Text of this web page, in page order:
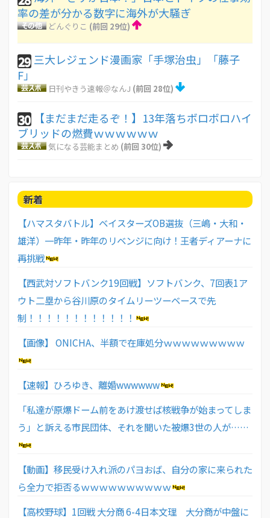
率の差が分かる数字に海外が大騒ぎ
どんぐりこ (前回 29位)
29 三大レジェンド漫画家「手塚治虫」「藤子
F」
日刊やきう速報＠なんJ (前回 28位)
30
【まだまだ走るぞ！】13年落ちボロボロハイ
ブリッドの燃費ｗｗｗｗｗｗ
気になる芸能まとめ (前回 30位)
新着
【ハマスタバトル】ベイスターズOB選抜（三嶋・大和・
雄洋）一昨年・昨年のリベンジに向け！王者ディアーナに
再挑戦
【西武対ソフトバンク19回戦】ソフトバンク、7回表1ア
ウト二塁から谷川原のタイムリーツーベースで先
制！！！！！！！！！！！！
【画像】 ONICHA、半額で在庫処分ｗｗｗｗｗｗｗｗｗ
【速報】ひろゆき、離婚wwwwww
「私達が原爆ドーム前をあけ渡せば核戦争が始まってしま
う」と訴える市民団体、それを聞いた被爆3世の人が……
【動画】移民受け入れ派のパヨおば、自分の家に来られた
ら全力で拒否るｗｗｗｗｗｗｗｗｗｗ
【高校野球】1回戦 大分商 6-4日本文理 大分商が中盤に